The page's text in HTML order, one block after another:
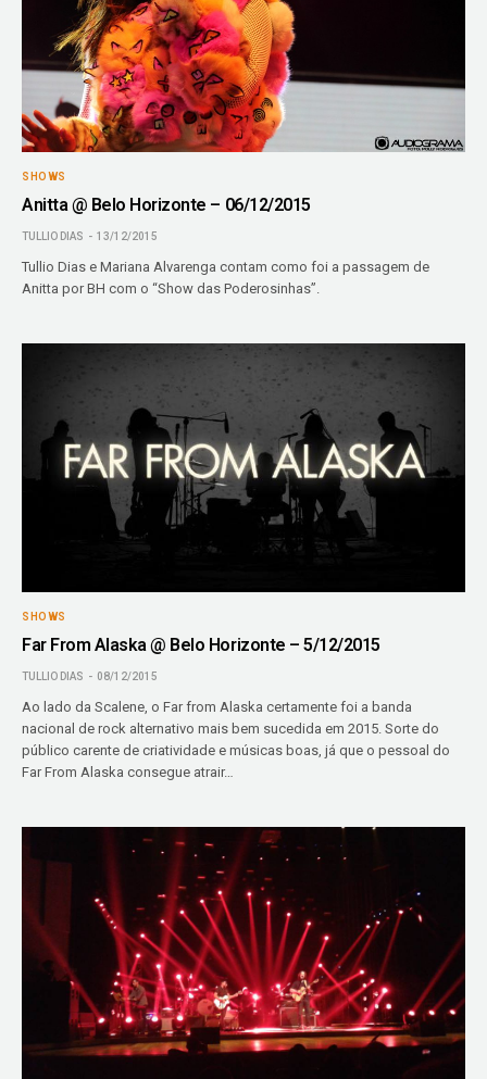
SHOWS
Anitta @ Belo Horizonte – 06/12/2015
TULLIO DIAS 13/12/2015
Tullio Dias e Mariana Alvarenga contam como foi a passagem de
Anitta por BH com o “Show das Poderosinhas”.
SHOWS
Far From Alaska @ Belo Horizonte – 5/12/2015
TULLIO DIAS 08/12/2015
Ao lado da Scalene, o Far from Alaska certamente foi a banda
nacional de rock alternativo mais bem sucedida em 2015. Sorte do
público carente de criatividade e músicas boas, já que o pessoal do
Far From Alaska consegue atrair…